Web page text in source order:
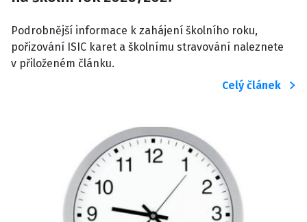
Podrobnější informace k zahájení školního roku,
pořizování ISIC karet a školnímu stravování naleznete
v přiloženém článku.
Celý článek